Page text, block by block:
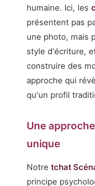
humaine. Ici, les
présentent pas
une photo, mais
style d'écriture,
construire des
approche qui
qu'un profil
Une
unique
Notre tchat
principe